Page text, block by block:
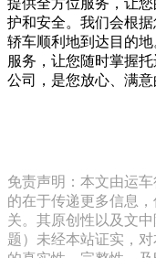
护和安全。我们会根
轿车顺利地到达目的
服务，让您随时掌握
公司，是您放心、满意
免责声明：本文由运
的在于传递更多信息
关。其原创性以及文
题）未经本站证实，